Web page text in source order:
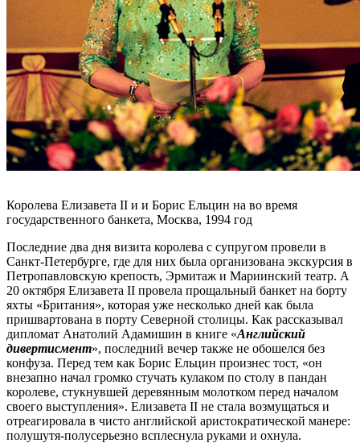
Королева Елизавета II и и Борис Ельцин на во время
государственного банкета, Москва, 1994 год
Последние два дня визита королева с супругом провели в
Санкт-Петербурге, где для них была организована экскурсия в
Петропавловскую крепость, Эрмитаж и Мариинский театр. А
20 октября Елизавета II провела прощальный банкет на борту
яхты «Британия», которая уже несколько дней как была
пришвартована в порту Северной столицы. Как рассказывал
дипломат Анатолий Адамишин в книге «Английский
дивертисмент», последний вечер также не обошелся без
конфуза. Перед тем как Борис Ельцин произнес тост, «он
внезапно начал громко стучать кулаком по столу в пандан
королеве, стукнувшей деревянным молотком перед началом
своего выступления». Елизавета II не стала возмущаться и
отреагировала в чисто английской аристократической манере:
полушутя-полусерьезно всплеснула руками и охнула.